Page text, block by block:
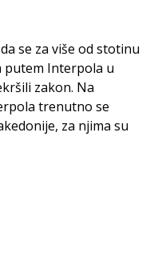
se za više od stotinu
putem Interpola u
zakon. Na
trenutno se
za njima su